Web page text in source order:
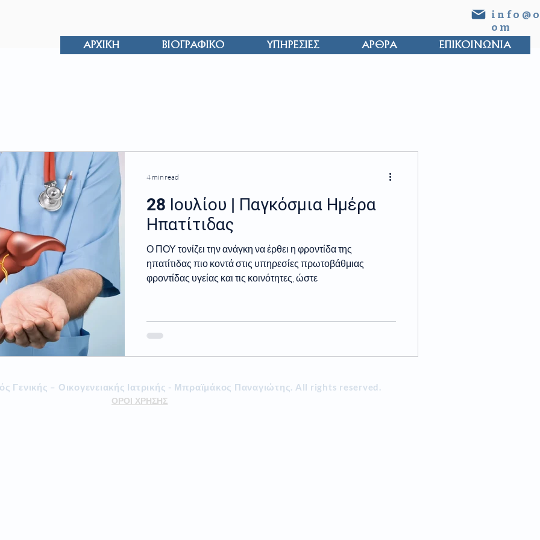
ΑΡΧΙΚΗ ΒΙΟΓΡΑΦΙΚΟ ΥΠΗΡΕΣΙΕΣ ΑΡΘΡΑ ΕΠΙΚΟΙΝΩΝΙΑ
om
28 Ιουλίου | Παγκόσμια Ημέρα
Ηπατίτιδας
Ο ΠΟΥ τονίζει την ανάγκη να έρθει η φροντίδα της
ηπατίτιδας πιο κοντά στις υπηρεσίες πρωτοβάθμιας
φροντίδας υγείας και τις κοινότητες, ώστε
4 min read
Γενικής – Οικογενειακής Ιατρικής - Μπραϊμάκος Παναγιώτης. All rights reserved.
ΟΡΟΙ ΧΡΗΣΗΣ